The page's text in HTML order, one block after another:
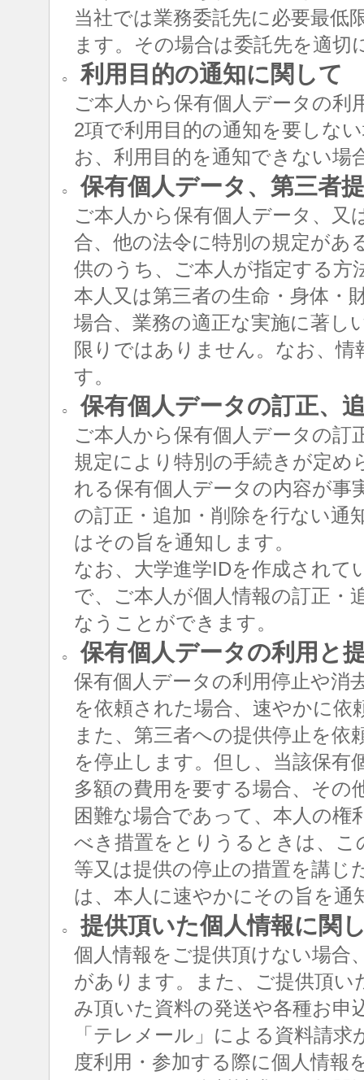
当社では業務委託先に必要最低
ます。その場合は委託先を適切
○ 利用目的の通知に関して
ご本人から保有個人データの利
2項で利用目的の通知を要しな
お、利用目的を通知できない場
○ 保有個人データ、第三者
ご本人から保有個人データ、又
合、他の法令に特別の規定があ
供のうち、ご本人が指定する方
本人又は第三者の生命・身体・
場合、業務の適正な実施に著し
限りではありません。なお、
す。
○ 保有個人データの訂正、
ご本人から保有個人データの訂
規定により特別の手続きが定め
れる保有個人データの内容が事
の訂正・追加・削除を行ない通
はその旨を通知します。
なお、大学進学IDを作成されて
で、ご本人が個人情報の訂正・
なうことができます。
○ 保有個人データの利用と
保有個人データの利用停止や消
を依頼された場合、速やかに
また、第三者への提供停止を
を停止します。但し、当該保有
多額の費用を要する場合、その
困難な場合であって、本人の
べき措置をとりうるときは、
等又は提供の停止の措置を講
は、本人に速やかにその旨を通
○ 提供頂いた個人情報に関
個人情報をご提供頂けない場合
があります。また、ご提供頂い
み頂いた資料の発送や各種お
「テレメール」による資料請
度利用・参加する際に個人情